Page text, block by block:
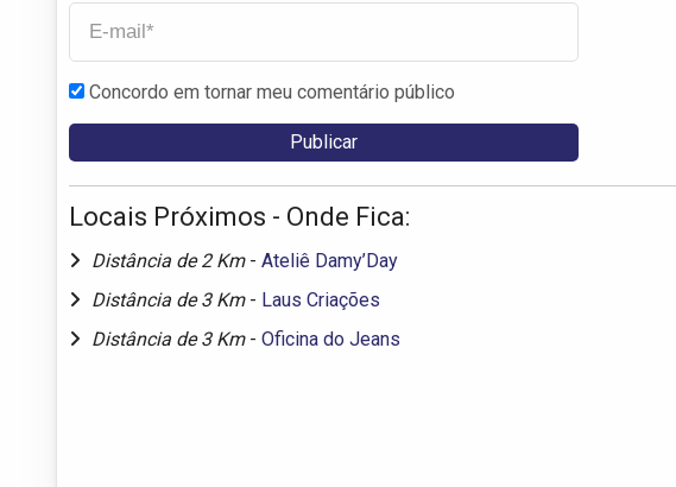
Concordo em tornar meu comentário público
Locais Próximos - Onde Fica:
Distância de 2 Km - Ateliê Damy’Day
Distância de 3 Km - Laus Criações
Distância de 3 Km - Oficina do Jeans